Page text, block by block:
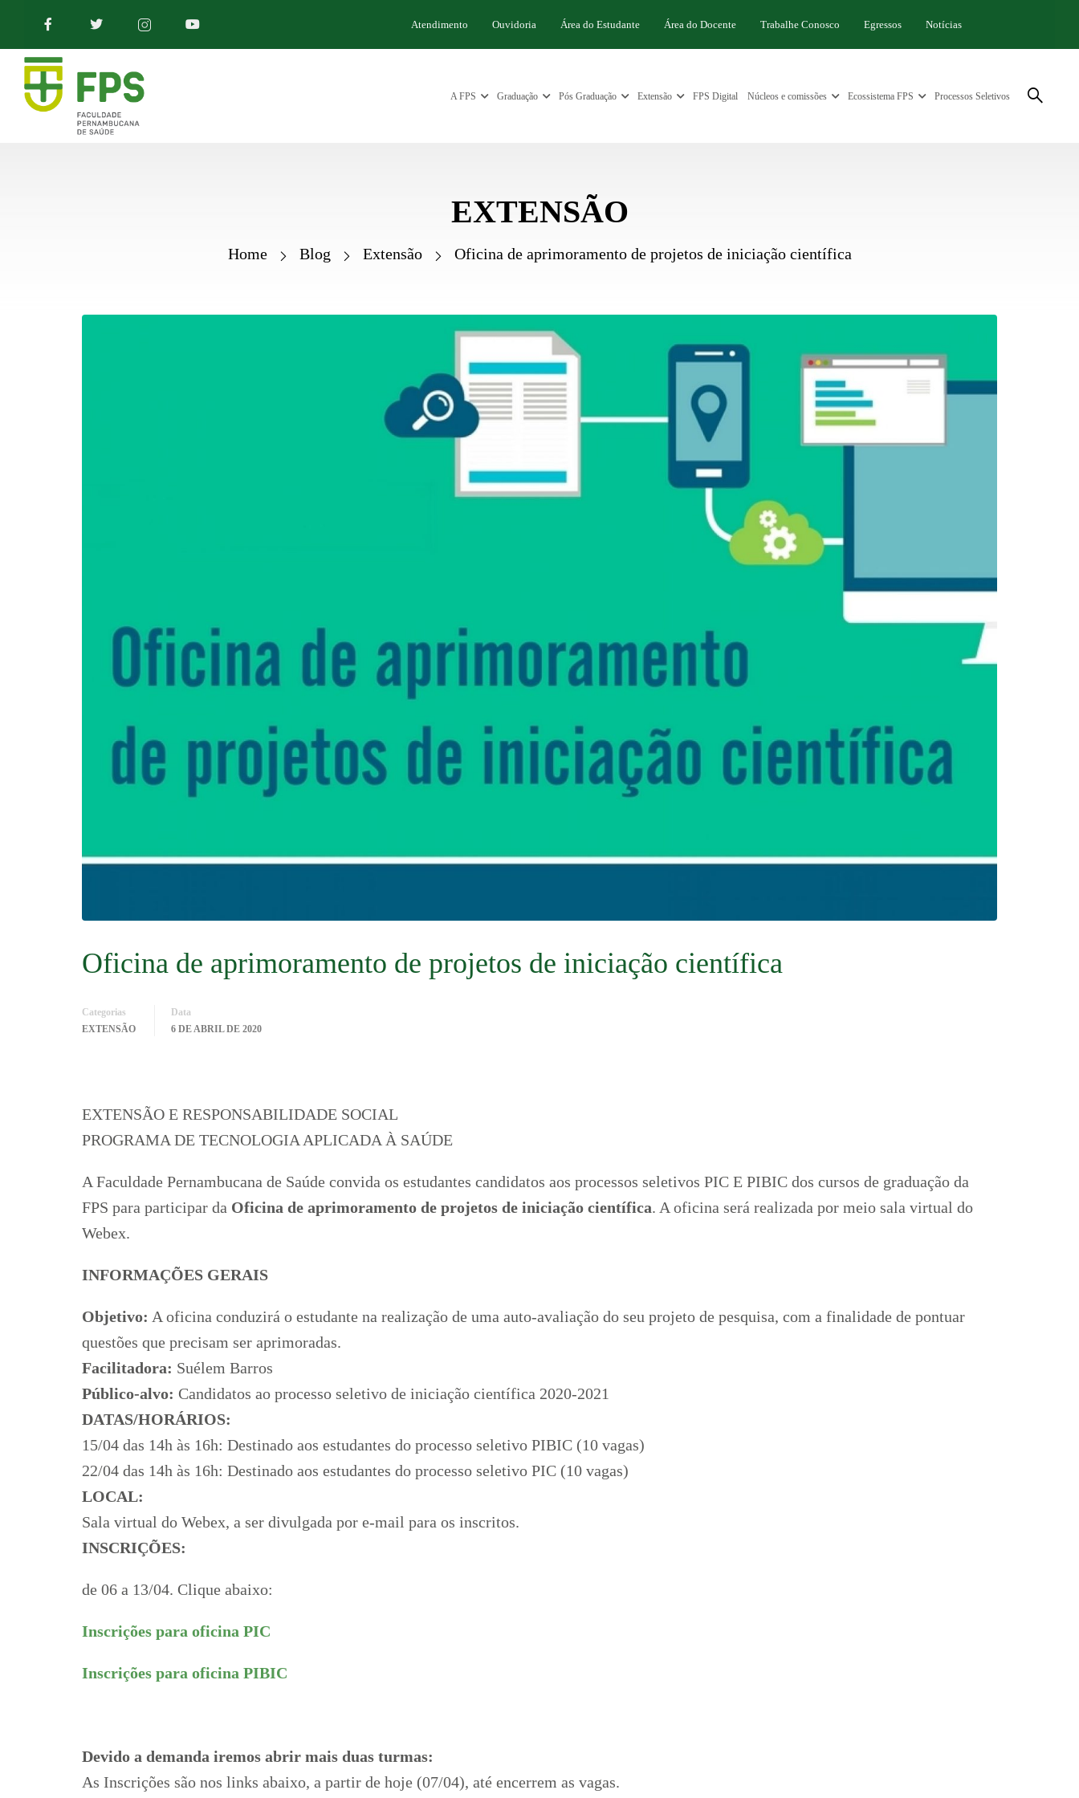
Atendimento Ouvidoria Área do Estudante Área do Docente Trabalhe Conosco Egressos Notícias
A FPS Graduação Pós Graduação Extensão FPS Digital Núcleos e comissões Ecossistema FPS Processos Seletivos
EXTENSÃO
Home Blog Extensão Oficina de aprimoramento de projetos de iniciação científica
Oficina de aprimoramento de projetos de iniciação científica
Categorias
EXTENSÃO
Data
6 DE ABRIL DE 2020
EXTENSÃO E RESPONSABILIDADE SOCIAL
PROGRAMA DE TECNOLOGIA APLICADA À SAÚDE
A Faculdade Pernambucana de Saúde convida os estudantes candidatos aos processos seletivos PIC E PIBIC dos cursos de graduação da
FPS para participar da Oficina de aprimoramento de projetos de iniciação científica. A oficina será realizada por meio sala virtual do
Webex.
INFORMAÇÕES GERAIS
Objetivo: A oficina conduzirá o estudante na realização de uma auto-avaliação do seu projeto de pesquisa, com a finalidade de pontuar
questões que precisam ser aprimoradas.
Facilitadora: Suélem Barros
Público-alvo: Candidatos ao processo seletivo de iniciação científica 2020-2021
DATAS/HORÁRIOS:
15/04 das 14h às 16h: Destinado aos estudantes do processo seletivo PIBIC (10 vagas)
22/04 das 14h às 16h: Destinado aos estudantes do processo seletivo PIC (10 vagas)
LOCAL:
Sala virtual do Webex, a ser divulgada por e-mail para os inscritos.
INSCRIÇÕES:
de 06 a 13/04. Clique abaixo:
Inscrições para oficina PIC
Inscrições para oficina PIBIC
Devido a demanda iremos abrir mais duas turmas:
As Inscrições são nos links abaixo, a partir de hoje (07/04), até encerrem as vagas.